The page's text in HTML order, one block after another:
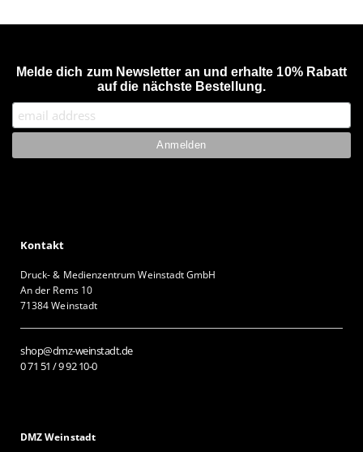
Melde dich zum Newsletter an und erhalte 10% Rabatt
auf die nächste Bestellung.
Kontakt
Druck- & Medienzentrum Weinstadt GmbH
An der Rems 10
71384 Weinstadt
shop@dmz-weinstadt.de
0 71 51 / 9 92 10-0
DMZ Weinstadt